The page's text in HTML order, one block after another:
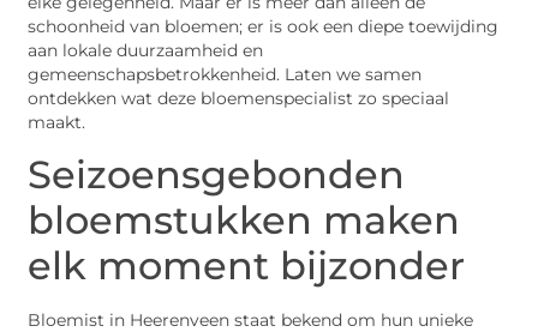
schoonheid van bloemen; er is ook een diepe toewijding
aan lokale duurzaamheid en
gemeenschapsbetrokkenheid. Laten we samen
ontdekken wat deze bloemenspecialist zo speciaal
maakt.
Seizoensgebonden
bloemstukken maken
elk moment bijzonder
Bloemist in Heerenveen staat bekend om hun unieke